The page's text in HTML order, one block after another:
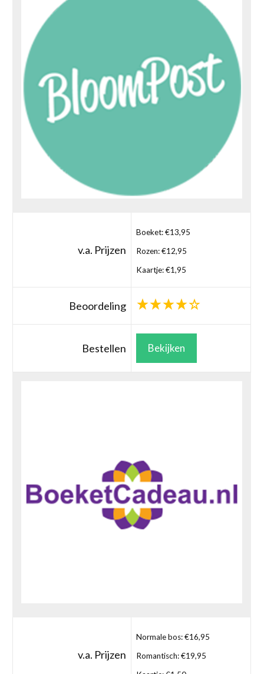
v.a. Prijzen
Boeket: €13,95
Rozen: €12,95
Kaartje: €1,95
Beoordeling
Bestellen Bekijken
v.a. Prijzen
Normale bos: €16,95
Romantisch: €19,95